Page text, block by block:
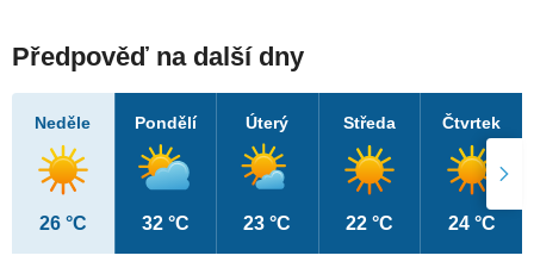
Předpověď na další dny
Neděle
26 °C
Pondělí
32 °C
Úterý
23 °C
Středa
22 °C
Čtvrtek
24 °C